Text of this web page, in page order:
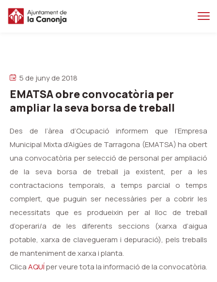
Salta
al
contingut
Salta
la
5 de juny de 2018
EMATSA obre convocatòria per
ampliar la seva borsa de treball
Des de l’àrea d’Ocupació informem que l’Empresa
Municipal Mixta d’Aigües de Tarragona (EMATSA) ha obert
una convocatòria per selecció de personal per ampliació
de la seva borsa de treball ja existent, per a les
contractacions temporals, a temps parcial o temps
complert, que puguin ser necessàries per a cobrir les
necessitats que es produeixin per al lloc de treball
d’operari/a de les diferents seccions (xarxa d’aigua
potable, xarxa de clavegueram i depuració), pels treballs
de manteniment de xarxa i planta.
ClicaAQUÍper veure tota la informació de la convocatòria.